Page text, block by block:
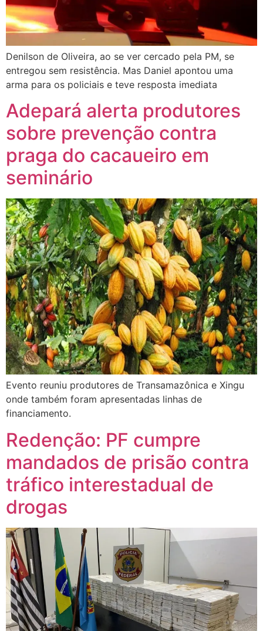
Denilson de Oliveira, ao se ver cercado pela PM, se
entregou sem resistência. Mas Daniel apontou uma
arma para os policiais e teve resposta imediata
Adepará alerta produtores
sobre prevenção contra
praga do cacaueiro em
seminário
Evento reuniu produtores de Transamazônica e Xingu
onde também foram apresentadas linhas de
financiamento.
Redenção: PF cumpre
mandados de prisão contra
tráfico interestadual de
drogas